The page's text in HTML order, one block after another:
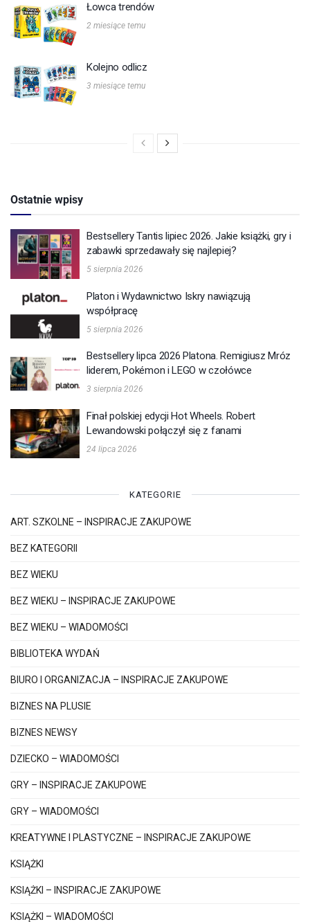
Łowca trendów
2 miesiące temu
Kolejno odlicz
3 miesiące temu
Ostatnie wpisy
Bestsellery Tantis lipiec 2026. Jakie książki, gry i
zabawki sprzedawały się najlepiej?
5 sierpnia 2026
Platon i Wydawnictwo Iskry nawiązują
współpracę
5 sierpnia 2026
Bestsellery lipca 2026 Platona. Remigiusz Mróz
liderem, Pokémon i LEGO w czołówce
3 sierpnia 2026
Finał polskiej edycji Hot Wheels. Robert
Lewandowski połączył się z fanami
24 lipca 2026
KATEGORIE
ART. SZKOLNE – INSPIRACJE ZAKUPOWE
BEZ KATEGORII
BEZ WIEKU
BEZ WIEKU – INSPIRACJE ZAKUPOWE
BEZ WIEKU – WIADOMOŚCI
BIBLIOTEKA WYDAŃ
BIURO I ORGANIZACJA – INSPIRACJE ZAKUPOWE
BIZNES NA PLUSIE
BIZNES NEWSY
DZIECKO – WIADOMOŚCI
GRY – INSPIRACJE ZAKUPOWE
GRY – WIADOMOŚCI
KREATYWNE I PLASTYCZNE – INSPIRACJE ZAKUPOWE
KSIĄŻKI
KSIĄŻKI – INSPIRACJE ZAKUPOWE
KSIĄŻKI – WIADOMOŚCI